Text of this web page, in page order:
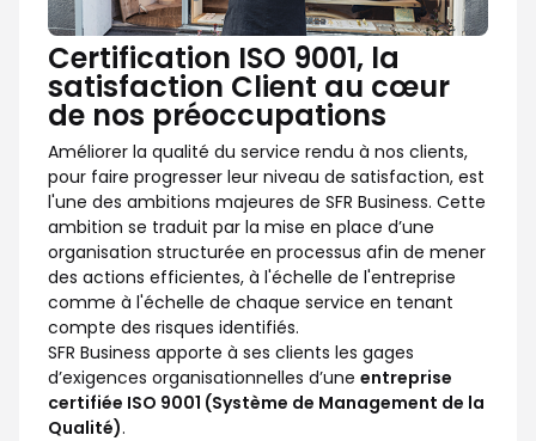
Certification ISO 9001, la
satisfaction Client au cœur
de nos préoccupations
Améliorer la qualité du service rendu à nos clients,
pour faire progresser leur niveau de satisfaction, est
l'une des ambitions majeures de SFR Business. Cette
ambition se traduit par la mise en place d’une
organisation structurée en processus afin de mener
des actions efficientes, à l'échelle de l'entreprise
comme à l'échelle de chaque service en tenant
compte des risques identifiés.
SFR Business apporte à ses clients les gages
d’exigences organisationnelles d’une entreprise
certifiée ISO 9001 (Système de Management de la
Qualité).